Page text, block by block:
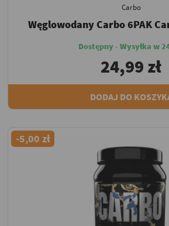
Carbo
Węglowodany Carbo 6PAK
Dostępny - Wysyłka w
24,99 zł
DODAJ DO
-5,00 zł